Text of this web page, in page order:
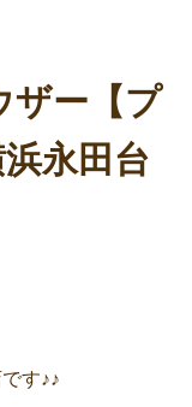
ザー【プ
永田台
す♪♪